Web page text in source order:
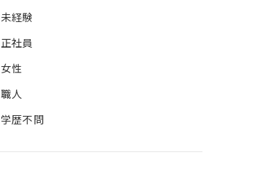
未経験
正社員
女性
職人
学歴不問